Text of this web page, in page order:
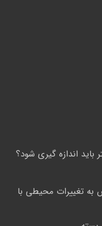
اندازه گیری شود؟
به تغییرات محیطی با